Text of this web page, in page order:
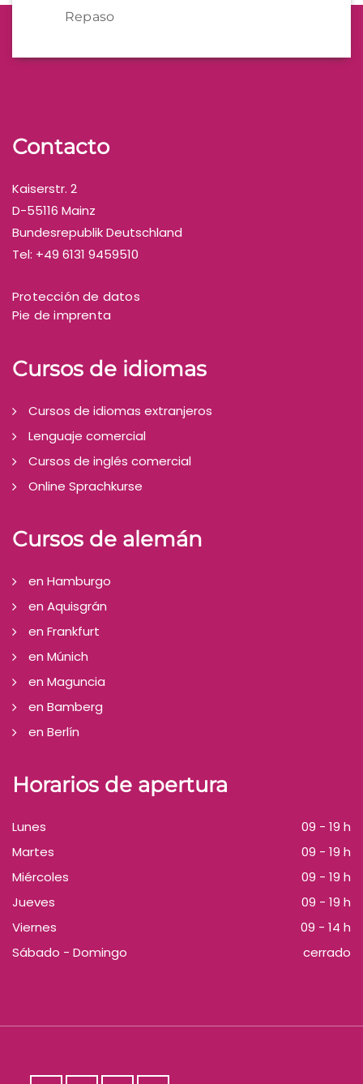
Repaso
Contacto
Kaiserstr. 2
D-55116 Mainz
Bundesrepublik Deutschland
Tel: +49 6131 9459510
Protección de datos
Pie de imprenta
Cursos de idiomas
Cursos de idiomas extranjeros
Lenguaje comercial
Cursos de inglés comercial
Online Sprachkurse
Cursos de alemán
en Hamburgo
en Aquisgrán
en Frankfurt
en Múnich
en Maguncia
en Bamberg
en Berlín
Horarios de apertura
Lunes
09 - 19 h
Martes
09 - 19 h
Miércoles
09 - 19 h
Jueves
09 - 19 h
Viernes
09 - 14 h
Sábado - Domingo
cerrado